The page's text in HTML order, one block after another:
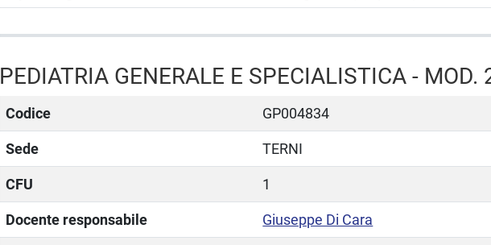
PEDIATRIA GENERALE E SPECIALISTICA - MOD.
Codice GP004834
Sede TERNI
CFU 1
Docente responsabile Giuseppe Di Cara